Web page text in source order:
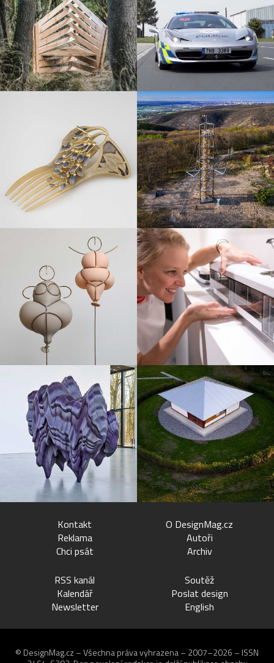
Kontakt
Reklama
Chci psát
O DesignMag.cz
Autoři
Archiv
RSS kanál
Kalendář
Newsletter
Soutěž
Poslat design
English
© DesignMag.cz – Všechna práva vyhrazena – 2007–2026 – ISSN